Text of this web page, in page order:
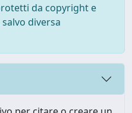
da copyright e
diversa